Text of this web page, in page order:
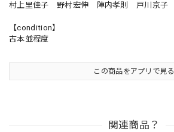
村上里佳子 野村宏伸 陣内孝則 戸川京子
【condition】
古本並程度
この商品をアプリで見る
関連商品？